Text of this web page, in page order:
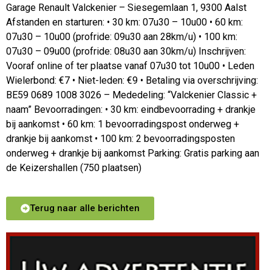
Garage Renault Valckenier – Siesegemlaan 1, 9300 Aalst
Afstanden en starturen: • 30 km: 07u30 – 10u00 • 60 km:
07u30 – 10u00 (profride: 09u30 aan 28km/u) • 100 km:
07u30 – 09u00 (profride: 08u30 aan 30km/u) Inschrijven:
Vooraf online of ter plaatse vanaf 07u30 tot 10u00 • Leden
Wielerbond: €7 • Niet-leden: €9 • Betaling via overschrijving:
BE59 0689 1008 3026 – Mededeling: “Valckenier Classic +
naam” Bevoorradingen: • 30 km: eindbevoorrading + drankje
bij aankomst • 60 km: 1 bevoorradingspost onderweg +
drankje bij aankomst • 100 km: 2 bevoorradingsposten
onderweg + drankje bij aankomst Parking: Gratis parking aan
de Keizershallen (750 plaatsen)
Terug naar alle berichten